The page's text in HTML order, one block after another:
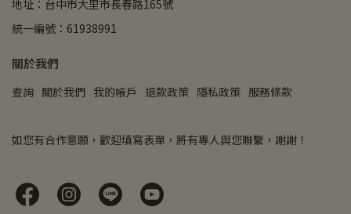
地址：台中市大里市長春路165號
統一編號：61938991
關於我們
查詢 關於我們 我的帳戶 退款政策 隱私政策 服務條款
如您有合作意願，歡迎填寫表單，將有專人與您聯繫，謝謝！